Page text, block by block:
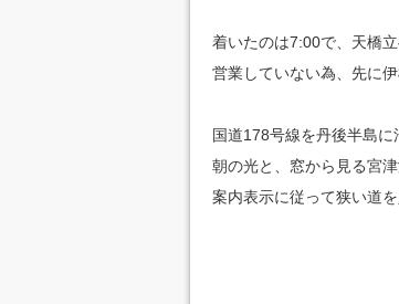
着いたのは7:00で、天橋
営業していない為、先に
国道178号線を丹後半島に
朝の光と、窓から見る宮
案内表示に従って狭い道